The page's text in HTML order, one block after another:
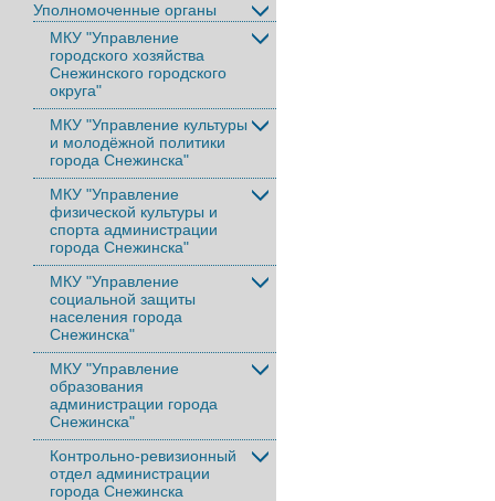
Уполномоченные органы
МКУ "Управление
городского хозяйства
Снежинского городского
округа"
МКУ "Управление культуры
и молодёжной политики
города Снежинска"
МКУ "Управление
физической культуры и
спорта администрации
города Снежинска"
МКУ "Управление
социальной защиты
населения города
Снежинска"
МКУ "Управление
образования
администрации города
Снежинска"
Контрольно-ревизионный
отдел администрации
города Снежинска